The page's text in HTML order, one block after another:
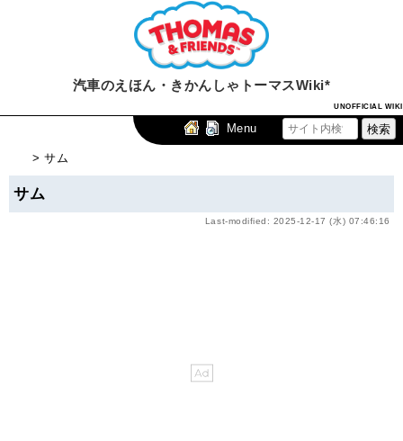
汽車のえほん・きかんしゃトーマスWiki*
UNOFFICIAL WIKI
Menu
> サム
サム
Last-modified: 2025-12-17 (水) 07:46:16